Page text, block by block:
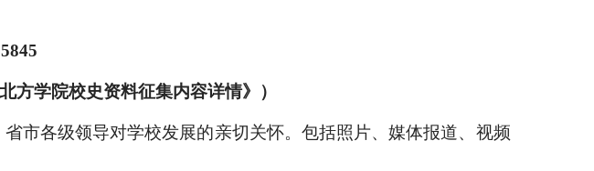
方学院校史资料征集内容详情》）
市各级领导对学校发展的亲切关怀。包括照片、媒体报道、视频